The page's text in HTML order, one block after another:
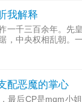
我解释
一千三百余年。先
，中央权相乱朝。
破庙，看到了诡异
色清冷的黑衣女子
配恶魔的掌心
，最后CP是mqm小